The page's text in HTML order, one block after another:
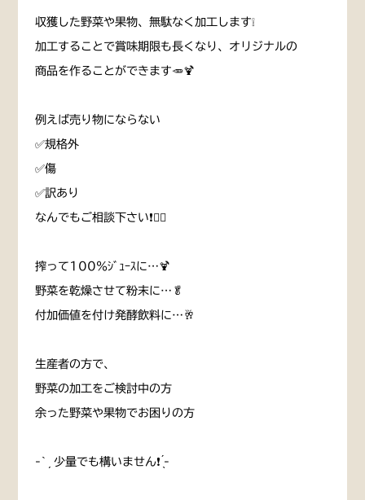
収獲した野菜や果物、無駄なく加工します❕
加工することで賞味期限も長くなり、オリジナルの
商品を作ることができます🥕🍹
例えば売り物にならない
✅規格外
✅傷
✅訳あり
なんでもご相談下さい❗️👌🏻
搾って100％ｼﾞｭｰｽに…🍹
野菜を乾燥させて粉末に…🥬
付加価値を付け発酵飲料に…🥂
生産者の方で、
野菜の加工をご検討中の方
余った野菜や果物でお困りの方
-` ̗ 少量でも構いません❗️ ̖́-